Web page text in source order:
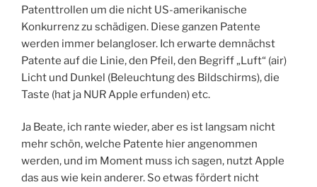
Patenttrollen um die nicht US-amerikanische
Konkurrenz zu schädigen. Diese ganzen Patente
werden immer belangloser. Ich erwarte demnächst
Patente auf die Linie, den Pfeil, den Begriff „Luft“ (air)
Licht und Dunkel (Beleuchtung des Bildschirms), die
Taste (hat ja NUR Apple erfunden) etc.
Ja Beate, ich rante wieder, aber es ist langsam nicht
mehr schön, welche Patente hier angenommen
werden, und im Moment muss ich sagen, nutzt Apple
das aus wie kein anderer. So etwas fördert nicht